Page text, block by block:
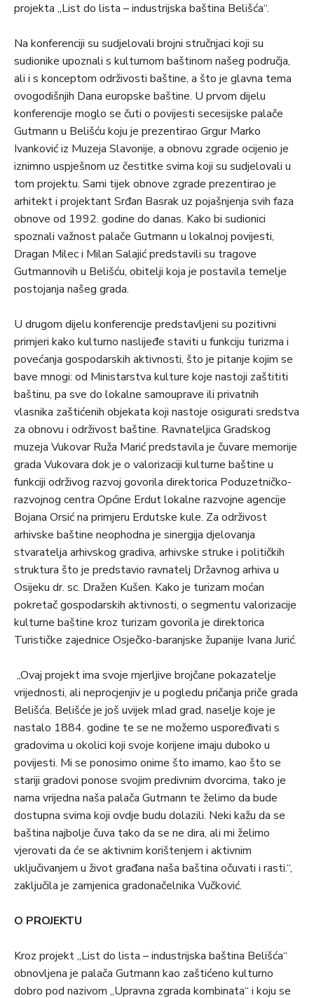
projekta „List do lista – industrijska baština Belišća“.
Na konferenciji su sudjelovali brojni stručnjaci koji su
sudionike upoznali s kulturnom baštinom našeg područja,
ali i s konceptom održivosti baštine, a što je glavna tema
ovogodišnjih Dana europske baštine. U prvom dijelu
konferencije moglo se čuti o povijesti secesijske palače
Gutmann u Belišću koju je prezentirao Grgur Marko
Ivanković iz Muzeja Slavonije, a obnovu zgrade ocijenio je
iznimno uspješnom uz čestitke svima koji su sudjelovali u
tom projektu. Sami tijek obnove zgrade prezentirao je
arhitekt i projektant Srđan Basrak uz pojašnjenja svih faza
obnove od 1992. godine do danas. Kako bi sudionici
spoznali važnost palače Gutmann u lokalnoj povijesti,
Dragan Milec i Milan Salajić predstavili su tragove
Gutmannovih u Belišću, obitelji koja je postavila temelje
postojanja našeg grada.
U drugom dijelu konferencije predstavljeni su pozitivni
primjeri kako kulturno naslijeđe staviti u funkciju turizma i
povećanja gospodarskih aktivnosti, što je pitanje kojim se
bave mnogi: od Ministarstva kulture koje nastoji zaštititi
baštinu, pa sve do lokalne samouprave ili privatnih
vlasnika zaštićenih objekata koji nastoje osigurati sredstva
za obnovu i održivost baštine. Ravnateljica Gradskog
muzeja Vukovar Ruža Marić predstavila je čuvare memorije
grada Vukovara dok je o valorizaciji kulturne baštine u
funkciji održivog razvoj govorila direktorica Poduzetničko-
razvojnog centra Općine Erdut lokalne razvojne agencije
Bojana Orsić na primjeru Erdutske kule. Za održivost
arhivske baštine neophodna je sinergija djelovanja
stvaratelja arhivskog gradiva, arhivske struke i političkih
struktura što je predstavio ravnatelj Državnog arhiva u
Osijeku dr. sc. Dražen Kušen. Kako je turizam moćan
pokretač gospodarskih aktivnosti, o segmentu valorizacije
kulturne baštine kroz turizam govorila je direktorica
Turističke zajednice Osječko-baranjske županije Ivana Jurić.
„Ovaj projekt ima svoje mjerljive brojčane pokazatelje
vrijednosti, ali neprocjenjiv je u pogledu pričanja priče grada
Belišća. Belišće je još uvijek mlad grad, naselje koje je
nastalo 1884. godine te se ne možemo uspoređivati s
gradovima u okolici koji svoje korijene imaju duboko u
povijesti. Mi se ponosimo onime što imamo, kao što se
stariji gradovi ponose svojim predivnim dvorcima, tako je
nama vrijedna naša palača Gutmann te želimo da bude
dostupna svima koji ovdje budu dolazili. Neki kažu da se
baština najbolje čuva tako da se ne dira, ali mi želimo
vjerovati da će se aktivnim korištenjem i aktivnim
uključivanjem u život građana naša baština očuvati i rasti.“,
zaključila je zamjenica gradonačelnika Vučković.
O PROJEKTU
Kroz projekt „List do lista – industrijska baština Belišća“
obnovljena je palača Gutmann kao zaštićeno kulturno
dobro pod nazivom „Upravna zgrada kombinata“ i koju se